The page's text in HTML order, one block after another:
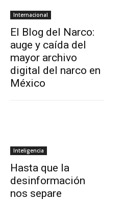
Internacional
El Blog del Narco:
auge y caída del
mayor archivo
digital del narco en
México
Inteligencia
Hasta que la
desinformación
nos separe